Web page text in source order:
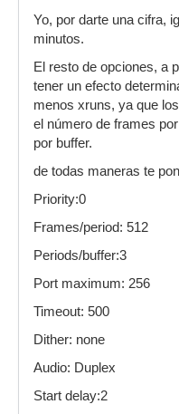
Yo, por darte una cifra,
minutos.
El resto de opciones, a
tener un efecto
menos xruns, ya que
el número de frames
por buffer.
de todas maneras te
Priority:0
Frames/period: 512
Periods/buffer:3
Port maximum: 256
Timeout: 500
Dither: none
Audio: Duplex
Start delay:2